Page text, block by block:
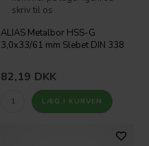
skriv til os
ALIAS Metalbor HSS-G
3,0x33/61 mm Slebet DIN 338
82,19 DKK